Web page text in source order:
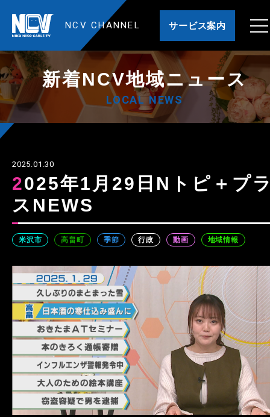
NCV CHANNEL サービス案内
新着NCV地域ニュース
LOCAL NEWS
2025.01.30
2025年1月29日Nトピ＋プラ
スNEWS
米沢市 高畠町 季節 行政 動画 地域情報